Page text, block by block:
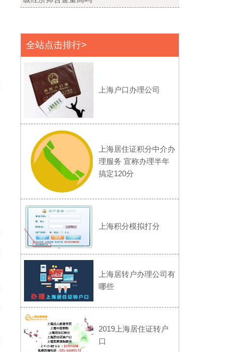
全站点击排行>
上海户口办理公司
上海居住证积分中介办
理服务 宣称办理半年
搞定120分
上海积分模拟打分
上海居转户办理公司有
哪些
2019上海居住证转户
口